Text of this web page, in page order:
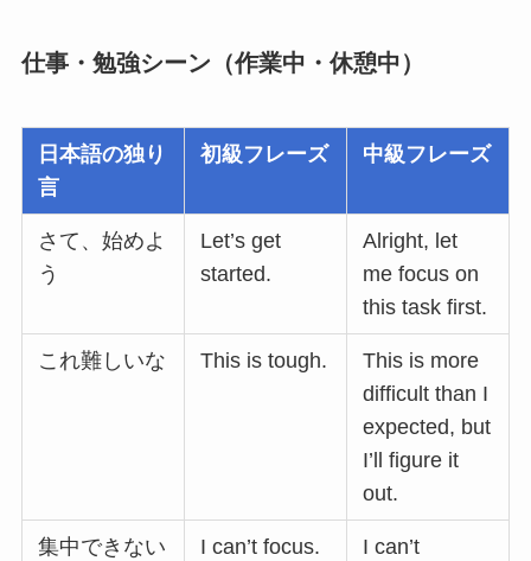
仕事・勉強シーン（作業中・休憩中）
日本語の独り
言
初級フレーズ 中級フレーズ
さて、始めよ
う
Let’s get
started.
Alright, let
me focus on
this task first.
これ難しいな This is tough.
This is more
difficult than I
expected, but
I’ll figure it
out.
集中できない I can’t focus.
I can’t